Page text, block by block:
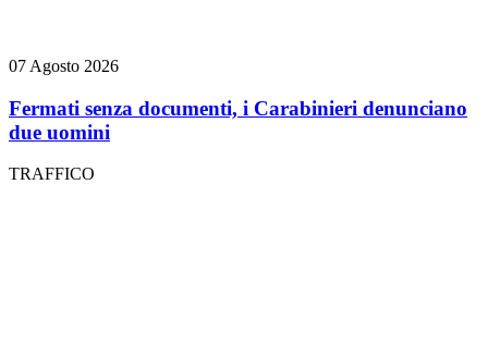
07 Agosto 2026
Fermati senza documenti, i Carabinieri denunciano
due uomini
TRAFFICO